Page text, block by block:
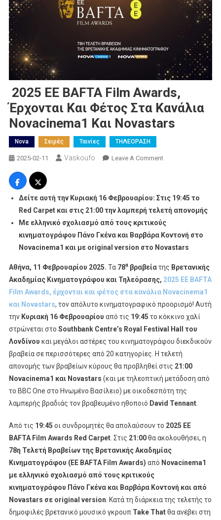
2025 EE BAFTA Film Awards,
Έρχονται Και Φέτος Στα Κανάλια
Novacinema1 Και Novastars
Nova Σειρές Ταινίες ΤΗΛΕΟΡΑΣΗ
2025-02-11 Vaskoufo Leave A CommentOn
Film
Awards,
Έρχονται
Και
Φέτος
Κανάλια
Novacinema1
Και
Novastars
Δείτε αυτή την Κυριακή 16 Φεβρουαρίου: Στις 19:45 το
Red Carpetκαι στις 21:00 την λαμπερή τελετή απονομής
Με ελληνικό σχολιασμό από τους κριτικούς
κινηματογράφου Πάνο Γκένα και Βαρβάρα Κοντονή στο
Novacinema1 και με original version στο Novastars
Αθήνα, 11 Φεβρουαρίου 2025. Τα 78αβραβείατης Βρετανικής
Ακαδημίας Κινηματογράφου και Τηλεόρασης, 2025 EE BAFTA
Film Awards, έρχονται και φέτος στα κανάλια Novacinema1
και Novastars, τον απόλυτο κινηματογραφικό προορισμό! Αυτή
την Κυριακή 16 Φεβρουαρίου από τις 19:45 το κόκκινο χαλί
στρώνεται στο Southbank Centre’s Royal Festival Hall του
Λονδίνου και μεγάλοι αστέρες του κινηματογράφου διεκδικούν
βραβεία σε περισσότερες από 20 κατηγορίες. Η τελετή
απονομής των βραβείων κύρους θα προβληθεί στις 21:00
Novacinema1 και Novastars (και με τηλεοπτική μετάδοση από
το BBC One στο Ηνωμένο Βασίλειο) με οικοδεσπότη της
λαμπερής βραδιάς τον βραβευμένο ηθοποιό David Tennant.
Από τις 19:45 οι συνδρομητές θα απολαύσουν το 2025 EE
BAFTA Film Awards Red Carpet. Στις 21:00θα ακολουθήσει, η
78η Τελετή Βραβείων της Βρετανικής Ακαδημίας
Κινηματογράφου (EE BAFTA Film Awards) από Novacinema1
με ελληνικό σχολιασμό από τους κριτικούς
κινηματογράφου Πάνο Γκένα και Βαρβάρα Κοντονή και από
Novastars σε original version . Κατά τη διάρκεια της τελετής το
δημοφιλές βρετανικό μουσικό γκρουπ Take Thatθα ανέβει στη